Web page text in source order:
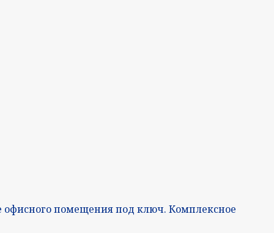
помещения под ключ. Комплексное